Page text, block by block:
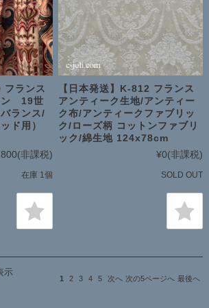
フランス
ン 19世
ランス/
ド用）
(非課税)
在庫 1個
【日本発送】K-812 フランス
アンティーク生地/アンティー
ク布/アンティークファブリッ
ク/ローズ柄 コットンファブリ
ック/綿生地 124x78cm
¥0(非課税)
SOLD OUT
示
1 2 3 4 5 次へ 次の5ページへ 最後へ